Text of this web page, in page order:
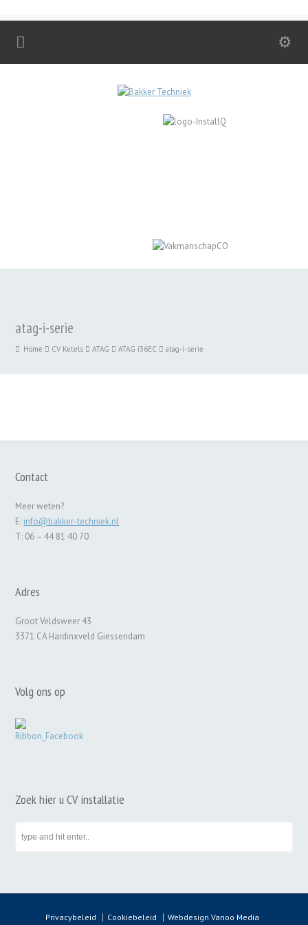
atag-i-serie
Home CV Ketels ATAG ATAG i36EC atag-i-serie
Contact
Meer weten?
E: info@bakker-techniek.nl
T: 06 – 44 81 40 70
Adres
Groot Veldsweer 43
3371 CA Hardinxveld Giessendam
Volg ons op
Zoek hier u CV installatie
Privacybeleid Cookiebeleid Webdesign Vanoo Media